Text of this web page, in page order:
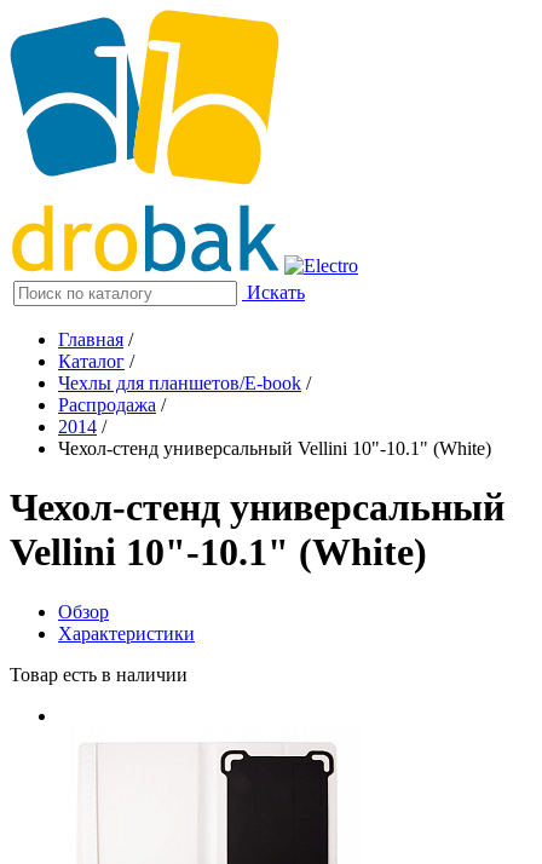
Искать
Главная /
Каталог /
Чехлы для планшетов/E-book /
Распродажа /
2014 /
Чехол-стенд универсальный Vellini 10"-10.1" (White)
Чехол-стенд универсальный
Vellini 10"-10.1" (White)
Обзор
Характеристики
Товар есть в наличии